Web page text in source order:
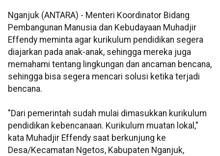
Nganjuk (ANTARA) - Menteri Koordinator Bidang
Pembangunan Manusia dan Kebudayaan Muhadjir
Effendy meminta agar kurikulum pendidikan segera
diajarkan pada anak-anak, sehingga mereka juga
memahami tentang lingkungan dan ancaman bencana,
sehingga bisa segera mencari solusi ketika terjadi
bencana.
"Dari pemerintah sudah mulai dimasukkan kurikulum
pendidikan kebencanaan. Kurikulum muatan lokal,"
kata Muhadjir Effendy saat berkunjung ke
Desa/Kecamatan Ngetos, Kabupaten Nganjuk,